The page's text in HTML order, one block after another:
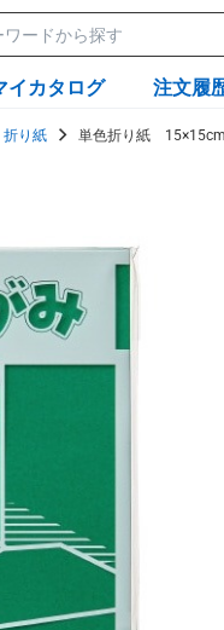
イカタログ 注文履
折り紙 単色折り紙